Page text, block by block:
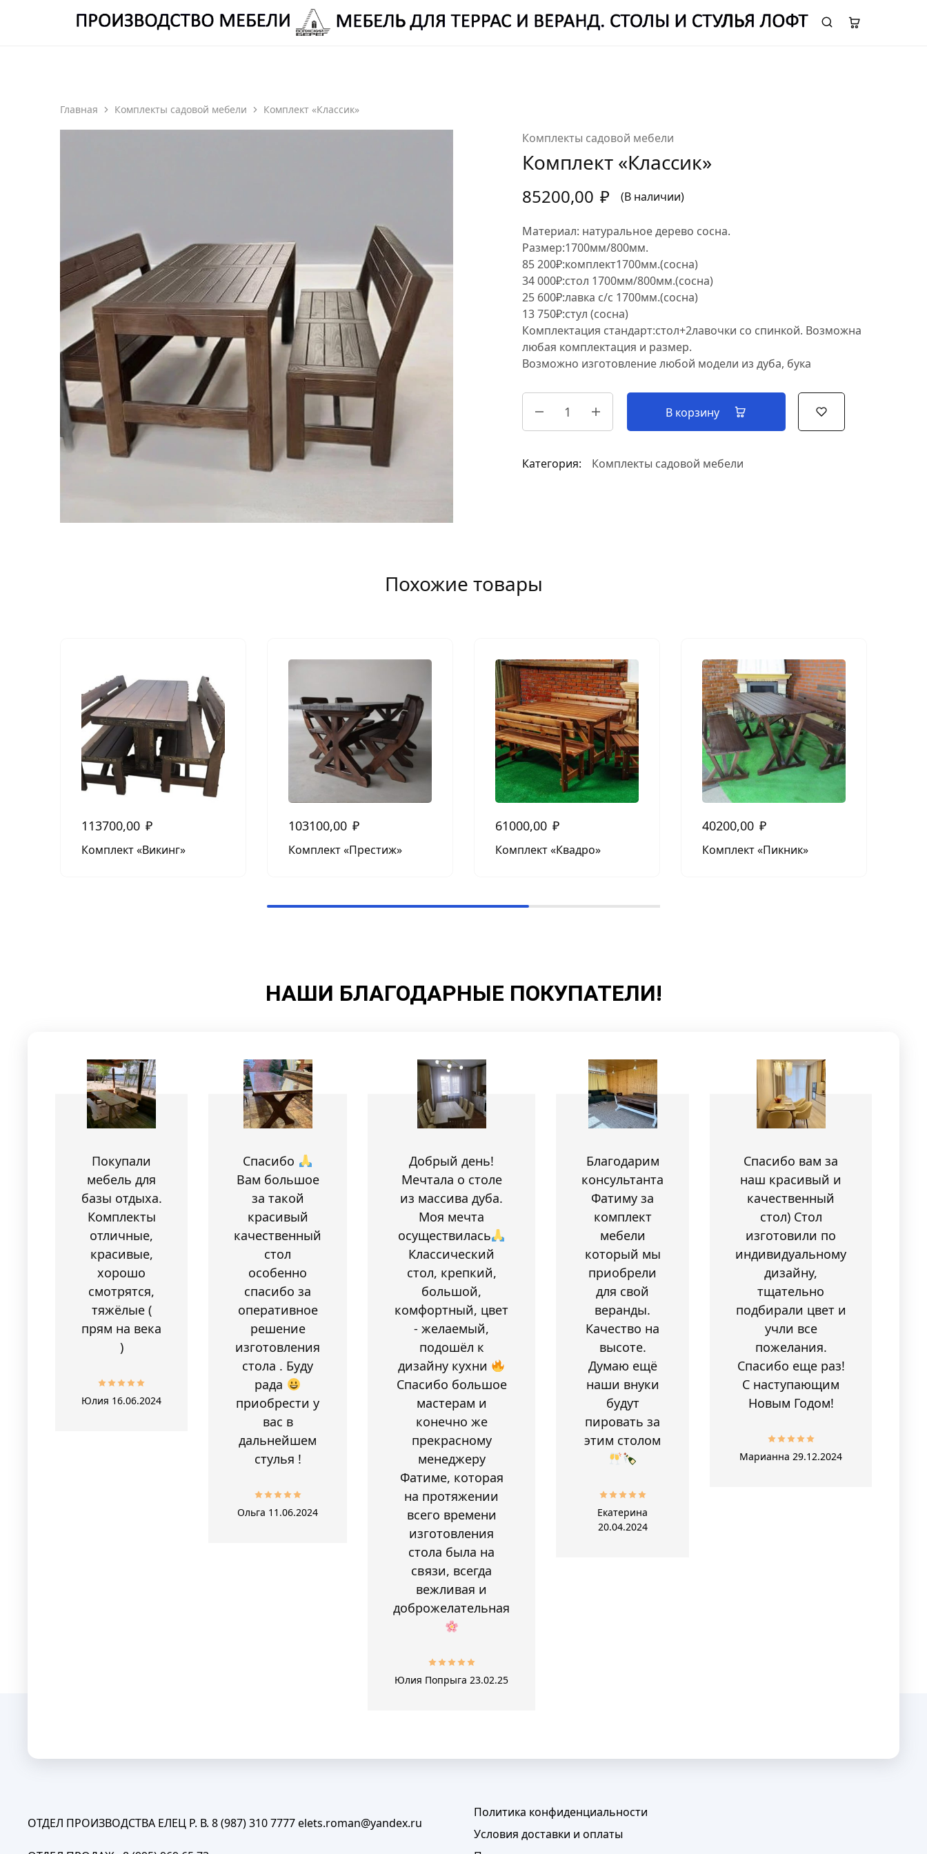
ОТДЕЛ ПРОИЗВОДСТВА ЕЛЕЦ РОМАН ВИТАЛЬЕВИЧ: 8 (987) 310 7777- ELETS.ROMAN@YANDEX.RU ОТДЕЛ ПРОДАЖ:8 (995) 969 65 73
Производство
Главная Комплекты садовой мебели Комплект «Классик»
Комплекты садовой мебели
Комплект «Классик»
85200,00 ₽ (В наличии)
Материал: натуральное дерево сосна.
Размер:1700мм/800мм.
85 200₽:комплект1700мм.(сосна)
34 000₽:стол 1700мм/800мм.(сосна)
25 600₽:лавка с/с 1700мм.(сосна)
13 750₽:стул (сосна)
Комплектация стандарт:стол+2лавочки со спинкой. Возможна
любая комплектация и размер.
Возможно изготовление любой модели из дуба, бука
В корзину
Категория: Комплекты садовой мебели
Похожие товары
113700,00 ₽
Комплект «Викинг»
103100,00 ₽
Комплект «Престиж»
61000,00 ₽
Комплект «Квадро»
40200,00 ₽
Комплект «Пикник»
НАШИ БЛАГОДАРНЫЕ ПОКУПАТЕЛИ!
Покупали
мебель для
базы отдыха.
Комплекты
отличные,
красивые,
хорошо
смотрятся,
тяжёлые (
прям на века
)
Юлия 16.06.2024
Спасибо
Вам большое
за такой
красивый
качественный
стол
особенно
спасибо за
оперативное
решение
изготовления
стола . Буду
рада
приобрести у
вас в
дальнейшем
стулья !
Ольга 11.06.2024
Добрый день!
Мечтала о столе
из массива дуба.
Моя мечта
осуществилась
Классический
стол, крепкий,
большой,
комфортный, цвет
- желаемый,
подошёл к
дизайну кухни
Спасибо большое
мастерам и
конечно же
прекрасному
менеджеру
Фатиме, которая
на протяжении
всего времени
изготовления
стола была на
связи, всегда
вежливая и
доброжелательная
Юлия Попрыга 23.02.25
Благодарим
консультанта
Фатиму за
комплект
мебели
который мы
приобрели
для свой
веранды.
Качество на
высоте.
Думаю ещё
наши внуки
будут
пировать за
этим столом
Екатерина
20.04.2024
Спасибо вам за
наш красивый и
качественный
стол) Стол
изготовили по
индивидуальному
дизайну,
тщательно
подбирали цвет и
учли все
пожелания.
Спасибо еще раз!
С наступающим
Новым Годом!
Марианна 29.12.2024
ОТДЕЛ ПРОИЗВОДСТВА ЕЛЕЦ Р. В. 8 (987) 310 7777elets.roman@yandex.ru
Политика конфиденциальности
Условия доставки и оплаты